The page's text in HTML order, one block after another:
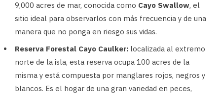
9,000 acres de mar, conocida como Cayo Swallow, el
sitio ideal para observarlos con más frecuencia y de una
manera que no ponga en riesgo sus vidas.
Reserva Forestal Cayo Caulker: localizada al extremo
norte de la isla, esta reserva ocupa 100 acres de la
misma y está compuesta por manglares rojos, negros y
blancos. Es el hogar de una gran variedad en peces,